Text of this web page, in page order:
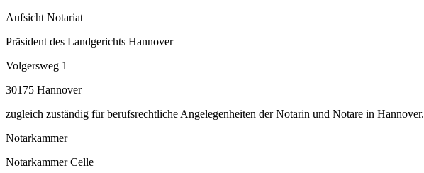
Aufsicht Notariat
Präsident des Landgerichts Hannover
Volgersweg 1
30175 Hannover
zugleich zuständig für berufsrechtliche Angelegenheiten der Notarin und Notare in Hannover.
Notarkammer
Notarkammer Celle